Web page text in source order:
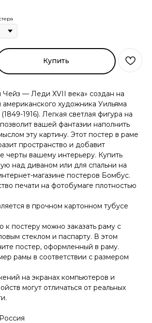
Купить
Чейз — Леди XVII века» создан на
американского художника Уильяма
1916). Легкая светлая фигура на
вашей фантазии наполнить
эту картину. Этот постер в раме
пространство и добавит
черты вашему интерьеру. Купить
над диваном или для спальни на
магазине постеров Бомбус.
печати на фотобумаге плотностью
в прочном картонном тубусе
к постеру можно заказать раму с
стеклом и паспарту. В этом
постер, оформленный в раму.
рамы в соответствии с размером
на экранах компьютеров и
могут отличаться от реальных